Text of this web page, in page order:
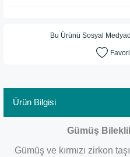
Bu Ürünü Sosyal
Ürün Bilgisi
Gümüş
Gümüş ve kırmızı zirkon